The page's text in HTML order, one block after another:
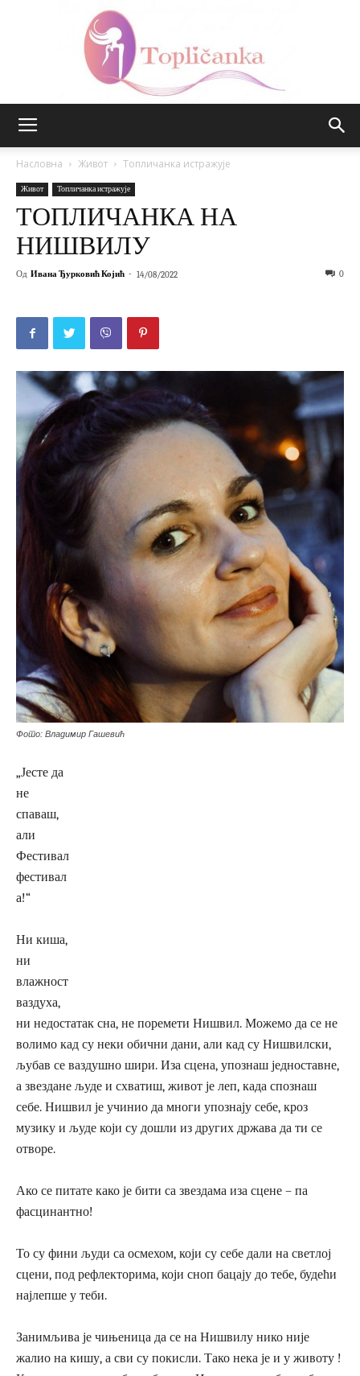
Насловна Живот Топличанка истражује
Живот Топличанка истражује
ТОПЛИЧАНКА НА
НИШВИЛУ
Од Ивана Ђурковић Којић - 14/08/2022 0
Фото: Владимир Гашевић
„Јесте да
не
спаваш,
али
Фестивал
фестивал
а!“
Ни киша,
ни
влажност
ваздуха,
ни недостатак сна, не поремети Нишвил. Можемо да се не
волимо кад су неки обични дани, али кад су Нишвилски,
љубав се ваздушно шири. Иза сцена, упознаш једноставне,
а звездане људе и схватиш, живот је леп, када спознаш
себе. Нишвил је учинио да многи упознају себе, кроз
музику и људе који су дошли из других држава да ти се
отворе.
Ако се питате како је бити са звездама иза сцене – па
фасцинантно!
То су фини људи са осмехом, који су себе дали на светлој
сцени, под рефлекторима, који сноп бацају до тебе, будећи
најлепше у теби.
Занимљива је чињеница да се на Нишвилу нико није
жалио на кишу, а сви су покисли. Тако нека је и у животу !